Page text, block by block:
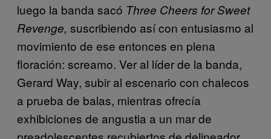
luego la banda sacó Three Cheers for Sweet
Revenge, suscribiendo así con entusiasmo al
movimiento de ese entonces en plena
floración: screamo. Ver al líder de la banda,
Gerard Way, subir al escenario con chalecos
a prueba de balas, mientras ofrecía
exhibiciones de angustia a un mar de